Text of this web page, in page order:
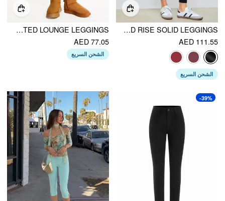
THERMAL COTTON-BLEND MID RISE SOLID LEGGINGS
AED 111.55
الشحن السريع
THERMAL SOLID KNITTED LOUNGE LEGGINGS
AED 77.05
الشحن السريع
-39%